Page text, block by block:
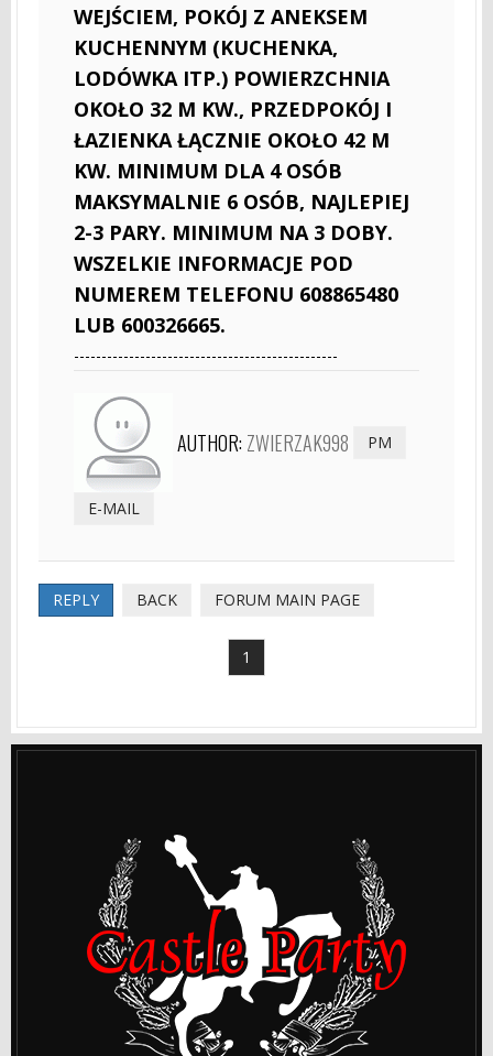
WEJŚCIEM, POKÓJ Z ANEKSEM
KUCHENNYM (KUCHENKA,
LODÓWKA ITP.) POWIERZCHNIA
OKOŁO 32 M KW., PRZEDPOKÓJ I
ŁAZIENKA ŁĄCZNIE OKOŁO 42 M
KW. MINIMUM DLA 4 OSÓB
MAKSYMALNIE 6 OSÓB, NAJLEPIEJ
2-3 PARY. MINIMUM NA 3 DOBY.
WSZELKIE INFORMACJE POD
NUMEREM TELEFONU 608865480
LUB 600326665.
------------------------------------------------
AUTHOR: ZWIERZAK998 PM
E-MAIL
REPLY BACK FORUM MAIN PAGE
1